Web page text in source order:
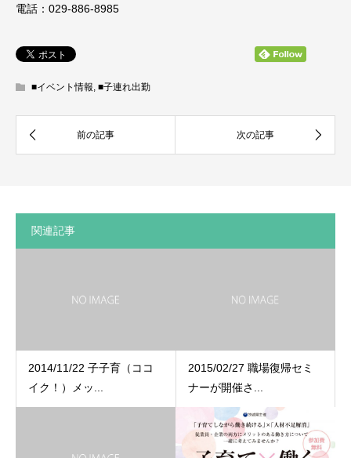
電話：029-886-8985
■イベント情報, ■子連れ出勤
関連記事
2014/11/22 子子育（ココ
イク！）メッ...
2015/02/27 職場復帰セミ
ナーが開催さ...